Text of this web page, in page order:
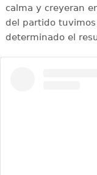
calma y creyeran
del partido
determinado el